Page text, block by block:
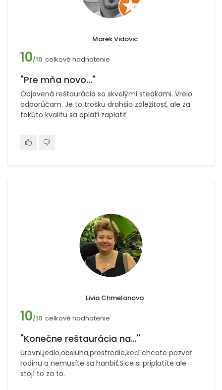
Marek Vidovic
10/10 celkové hodnotenie
"Pre mňa novo..."
Objavená reštaurácia so skvelými steakami. Vrelo
odporúčam. Je to trošku drahšia záležitosť, ale za
takúto kvalitu sa oplatí zaplatiť.
Livia Chmelanova
10/10 celkové hodnotenie
"Konečne reštaurácia na..."
úrovni,jedlo,obsluha,prostredie,keď chcete pozvať
rodinu a nemusíte sa hanbiť.Sice si priplatíte ale
stojí to za to.